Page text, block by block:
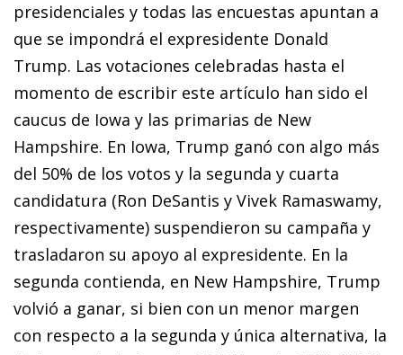
presidenciales y todas las encuestas apuntan a
que se impondrá el expresidente Donald
Trump. Las votaciones celebradas hasta el
momento de escribir este artículo han sido el
caucus de Iowa y las primarias de New
Hampshire. En Iowa, Trump ganó con algo más
del 50% de los votos y la segunda y cuarta
candidatura (Ron DeSantis y Vivek Ramaswamy,
respectivamente) suspendieron su campaña y
trasladaron su apoyo al ex­­pre­­sidente. En la
segunda contienda, en New Hampshire, Trump
volvió a ganar, si bien con un menor margen
con respecto a la segunda y única alternativa, la